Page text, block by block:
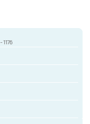
- 1176